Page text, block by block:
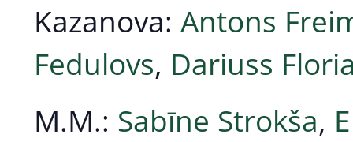
Kazanova: Antons
Fedulovs, Dariuss
M.M.: Sabīne Strokša,